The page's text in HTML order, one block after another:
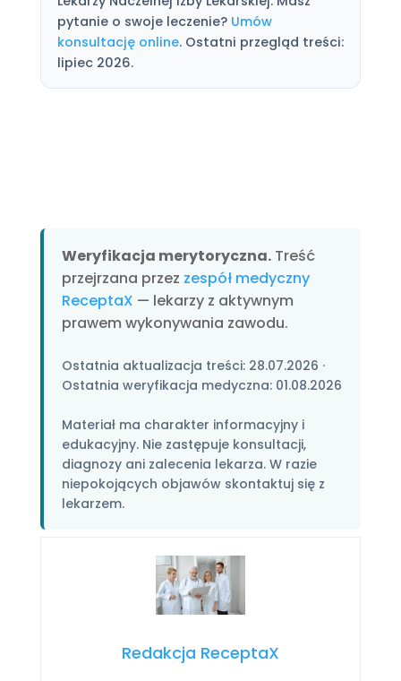
pytanie o swoje leczenie? Umów
konsultację online. Ostatni przegląd treści:
lipiec 2026.
Weryfikacja merytoryczna.Treść
przejrzana przez zespół medyczny
ReceptaX — lekarzy z aktywnym
prawem wykonywania zawodu.
Ostatnia aktualizacja treści: 28.07.2026 ·
Ostatnia weryfikacja medyczna: 01.08.2026
Materiał ma charakter informacyjny i
edukacyjny. Nie zastępuje konsultacji,
diagnozy ani zalecenia lekarza. W razie
niepokojących objawów skontaktuj się z
lekarzem.
Redakcja ReceptaX